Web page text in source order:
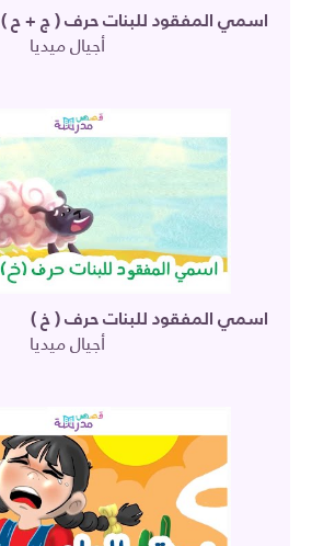
اسمي المفقود للبنات حرف ( ج + ح )
أجيال ميديا
اسمي المفقود للبنات حرف ( خ )
أجيال ميديا